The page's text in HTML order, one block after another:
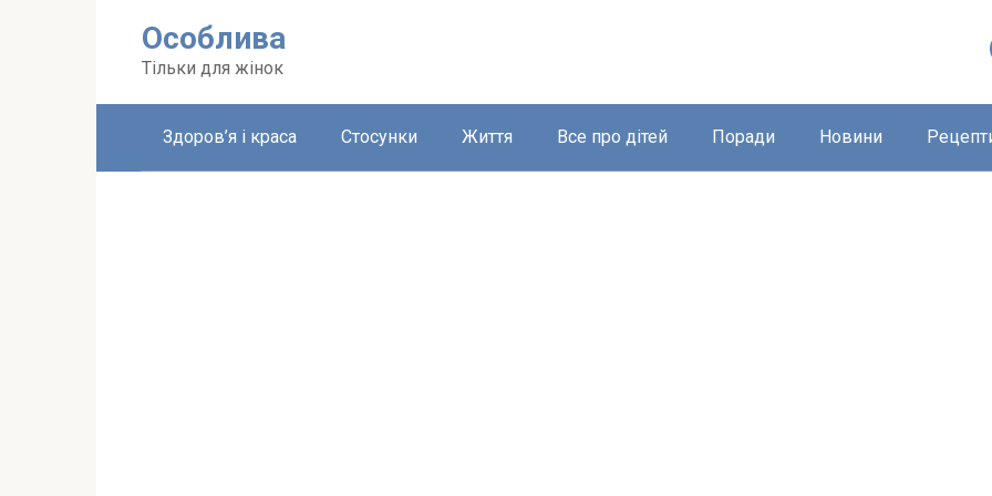
Особлива
Тільки для жінок
Здоров’я і краса Стосунки Життя Все про дітей Поради Новини